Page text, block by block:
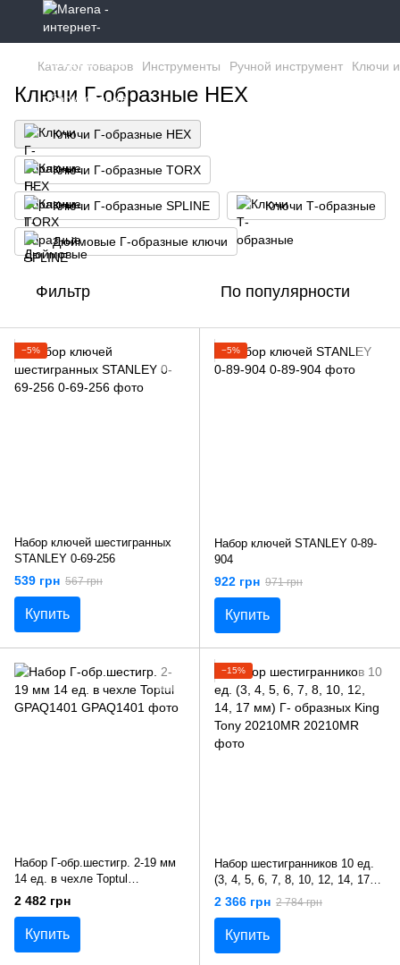
Каталог товаров Инструменты Ручной инструмент Ключи
Ключи Г-образные HEX
Ключи Г-образные HEX
Ключи Г-образные TORX
Ключи Г-образные SPLINE Ключи Т-образные
Дюймовые Г-образные ключи
Фильтр По популярности
−5%
Набор ключей шестигранных
STANLEY 0-69-256
539 грн 567 грн
Купить
−5%
Набор ключей STANLEY 0-89-
904
922 грн 971 грн
Купить
Набор Г-обр.шестигр. 2-19 мм
14 ед. в чехле Toptul
GPAQ1401
2 482 грн
Купить
−15%
Набор шестигранников 10 ед.
(3, 4, 5, 6, 7, 8, 10, 12, 14, 17
мм) Г- образных King Tony
20210MR
2 366 грн 2 784 грн
Купить